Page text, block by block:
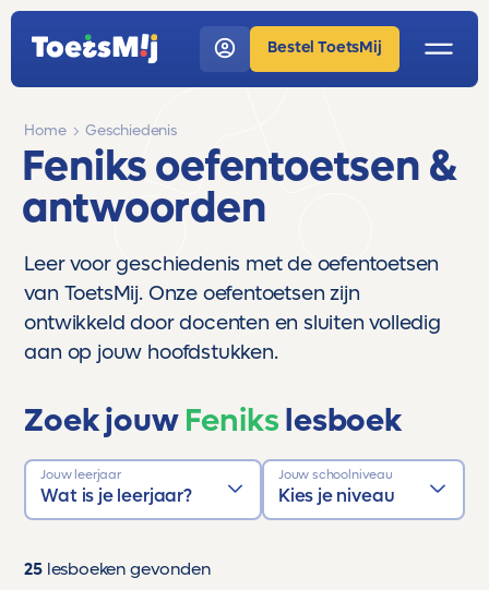
Bestel ToetsMij
Home Geschiedenis
Feniks oefentoetsen &
antwoorden
Leer voor geschiedenis met de oefentoetsen
van ToetsMij. Onze oefentoetsen zijn
ontwikkeld door docenten en sluiten volledig
aan op jouw hoofdstukken.
Zoek jouwFenikslesboek
Jouw leerjaar
Wat is je leerjaar?
Jouw schoolniveau
Kies je niveau
25 lesboeken gevonden